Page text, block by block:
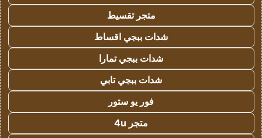
متجر تقسيط
شدات ببجي اقساط
شدات ببجي تمارا
شدات ببجي تابي
فور يو ستور
متجر 4u